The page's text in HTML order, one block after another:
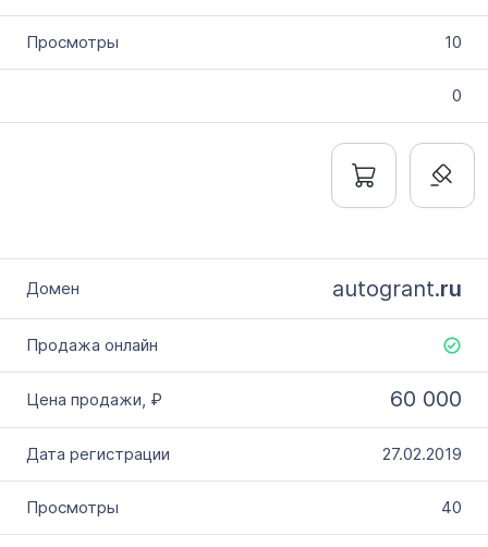
10
0
autogrant.ru
60 000
27.02.2019
40